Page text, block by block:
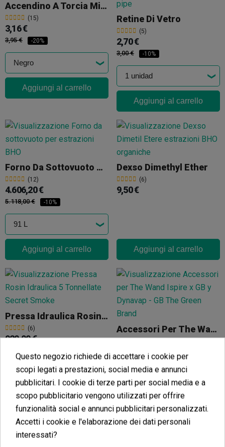
Accendino A Torcia Mini Turbo Jet
(15)
3,16 €
3,95 € -20%
Aggiungi al carrello
Retine Di Vetro
(5)
2,70 €
3,00 € -10%
Aggiungi al carrello
Forno Da Sottovuoto Per Estrazioni Di BHO
(12)
4.606,20 €
5.118,00 € -10%
Aggiungi al carrello
Dexso Dimethyl Ether
(6)
9,50 €
Aggiungi al carrello
Pressa Idraulica Rosin 5 Tonnellate Secret Smoke
(6)
920,00 €
Aggiungi al carrello
Accessori Per The Wand Ispire X GB
16,73 €
Aggiungi al carrello
Questo negozio richiede di accettare i cookie per
scopi legati a prestazioni, social media e annunci
pubblicitari. I cookie di terze parti per social media e a
scopo pubblicitario vengono utilizzati per offrire
funzionalità social e annunci pubblicitari personalizzati.
Accetti i cookie e l'elaborazione dei dati personali
interessati?